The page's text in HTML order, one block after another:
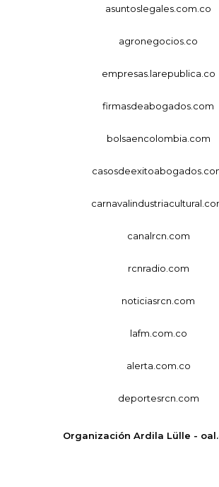
asuntoslegales.com.co
agronegocios.co
empresas.larepublica.co
firmasdeabogados.com
bolsaencolombia.com
canalrcn.com
rcnradio.com
noticiasrcn.com
lafm.com.co
alerta.com.co
deportesrcn.com
Organización Ardila Lülle -